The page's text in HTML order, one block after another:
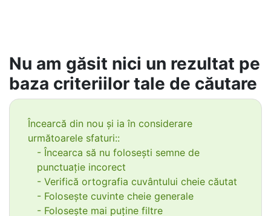
Nu am găsit nici un rezultat pe
baza criteriilor tale de căutare
Încearcă din nou și ia în considerare
următoarele sfaturi::
- Încearca să nu folosești semne de
punctuație incorect
- Verifică ortografia cuvântului cheie căutat
- Folosește cuvinte cheie generale
- Folosește mai puține filtre